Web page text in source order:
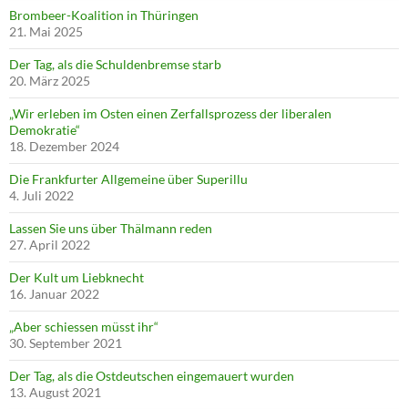
Brombeer-Koalition in Thüringen
21. Mai 2025
Der Tag, als die Schuldenbremse starb
20. März 2025
„Wir erleben im Osten einen Zerfallsprozess der liberalen
Demokratie“
18. Dezember 2024
Die Frankfurter Allgemeine über Superillu
4. Juli 2022
Lassen Sie uns über Thälmann reden
27. April 2022
Der Kult um Liebknecht
16. Januar 2022
„Aber schiessen müsst ihr“
30. September 2021
Der Tag, als die Ostdeutschen eingemauert wurden
13. August 2021